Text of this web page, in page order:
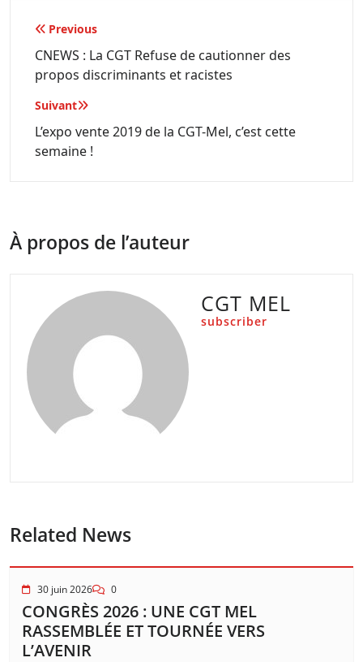
Navigation
de
l’article
Previous
CNEWS : La CGT Refuse de cautionner des
propos discriminants et racistes
Suivant
L’expo vente 2019 de la CGT-Mel, c’est cette
semaine !
À propos de l’auteur
CGT MEL
subscriber
Related News
30 juin 2026 0
CONGRÈS 2026 : UNE CGT MEL
RASSEMBLÉE ET TOURNÉE VERS
L’AVENIR